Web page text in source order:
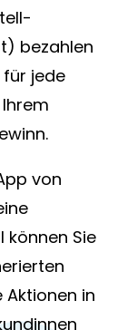
bezahlen
jede
von
können Sie
in